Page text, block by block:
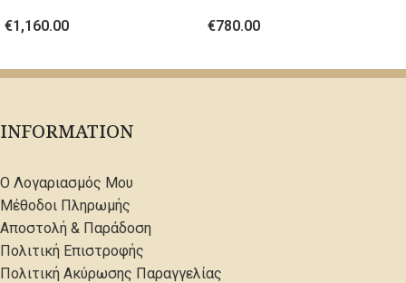
€1,160.00
€780.00
INFORMATION
Ο Λογαριασμός Μου
Μέθοδοι Πληρωμής
Αποστολή & Παράδοση
Πολιτική Επιστροφής
Πολιτική Ακύρωσης Παραγγελίας